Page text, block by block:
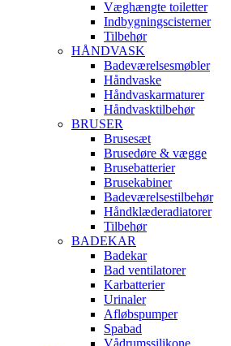
Væghængte toiletter
Indbygningscisterner
Tilbehør
HÅNDVASK
Badeværelsesmøbler
Håndvaske
Håndvaskarmaturer
Håndvasktilbehør
BRUSER
Brusesæt
Brusedøre & vægge
Brusebatterier
Brusekabiner
Badeværelsestilbehør
Håndklæderadiatorer
Tilbehør
BADEKAR
Badekar
Bad ventilatorer
Karbatterier
Urinaler
Afløbspumper
Spabad
Vådrumssilikone